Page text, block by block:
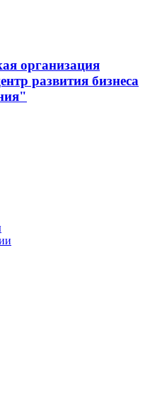
организация
развития бизнеса